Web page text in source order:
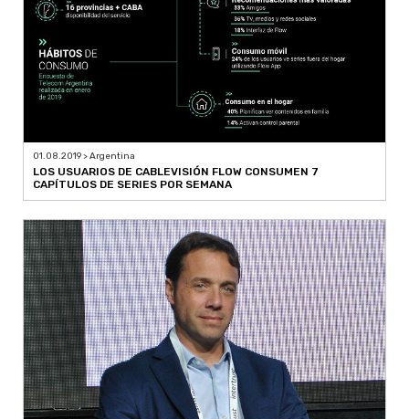
01.08.2019 > Argentina
LOS USUARIOS DE CABLEVISIÓN FLOW CONSUMEN 7
CAPÍTULOS DE SERIES POR SEMANA